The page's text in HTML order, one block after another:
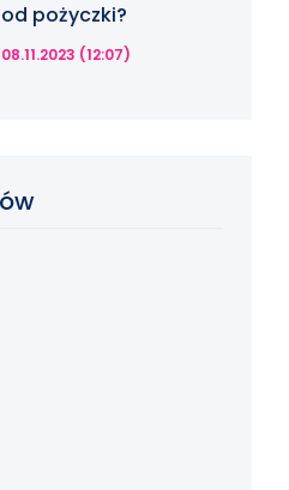
od pożyczki?
08.11.2023 (12:07)